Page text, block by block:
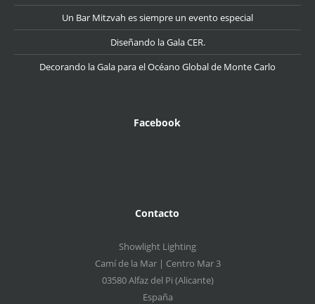
Un Bar Mitzvah es siempre un evento especial
Diseñando la Gala CER.
Decorando la Gala para el Océano Global de Monte Carlo
Facebook
Contacto
Showlight Lighting
Camí de la Mar | Centro Mar 3
03580 Alfaz del Pi (Alicante)
España